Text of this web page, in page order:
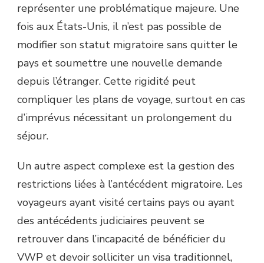
représenter une problématique majeure. Une
fois aux États-Unis, il n’est pas possible de
modifier son statut migratoire sans quitter le
pays et soumettre une nouvelle demande
depuis l’étranger. Cette rigidité peut
compliquer les plans de voyage, surtout en cas
d’imprévus nécessitant un prolongement du
séjour.
Un autre aspect complexe est la gestion des
restrictions liées à l’antécédent migratoire. Les
voyageurs ayant visité certains pays ou ayant
des antécédents judiciaires peuvent se
retrouver dans l’incapacité de bénéficier du
VWP et devoir solliciter un visa traditionnel,